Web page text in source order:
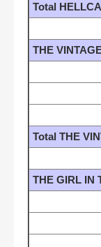
Total
THE
Total THE
THE GIRL IN